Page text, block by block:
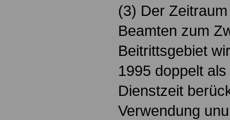
(3) Der
Beamten zum
Beitrittsgebiet
1995 doppelt
Dienstzeit
Verwendung